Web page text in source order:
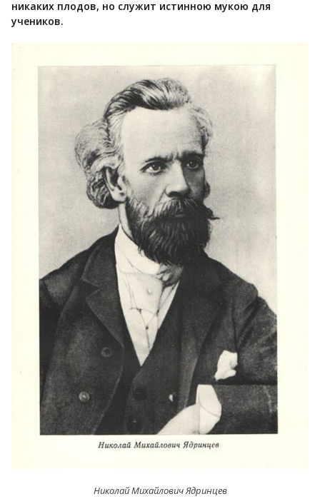
никаких плодов, но служит истинною мукою для
учеников.
Николай Михайлович Ядринцев